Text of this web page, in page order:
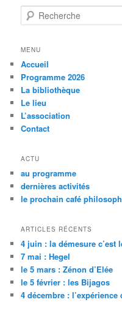
e
h
r
c
h
e
MENU
Accueil
Programme 2026
La bibliothèque
Le lieu
L’association
Contact
ACTU
au programme
dernières activités
le prochain café
ARTICLES RÉCENTS
4 juin : la démesure c’est
7 mai : Hegel
le 5 mars : Zénon d’Elée
le 5 février : les Bijagos
4 décembre : l’expérience